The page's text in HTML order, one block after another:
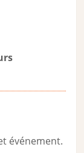
s
événement.